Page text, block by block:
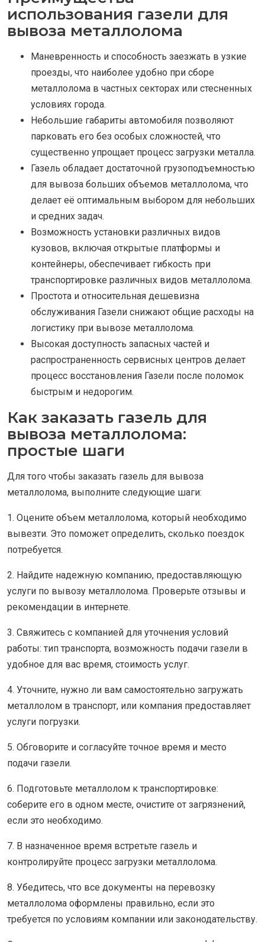
использования газели для
вывоза металлолома
Маневренность и способность заезжать в узкие
проезды, что наиболее удобно при сборе
металлолома в частных секторах или стесненных
условиях города.
Небольшие габариты автомобиля позволяют
парковать его без особых сложностей, что
существенно упрощает процесс загрузки металла.
Газель обладает достаточной грузоподъемностью
для вывоза больших объемов металлолома, что
делает её оптимальным выбором для небольших
и средних задач.
Возможность установки различных видов
кузовов, включая открытые платформы и
контейнеры, обеспечивает гибкость при
транспортировке различных видов металлолома.
Простота и относительная дешевизна
обслуживания Газели снижают общие расходы на
логистику при вывозе металлолома.
Высокая доступность запасных частей и
распространенность сервисных центров делает
процесс восстановления Газели после поломок
быстрым и недорогим.
Как заказать газель для
вывоза металлолома:
простые шаги
Для того чтобы заказать газель для вывоза
металлолома, выполните следующие шаги:
1. Оцените объем металлолома, который необходимо
вывезти. Это поможет определить, сколько поездок
потребуется.
2. Найдите надежную компанию, предоставляющую
услуги по вывозу металлолома. Проверьте отзывы и
рекомендации в интернете.
3. Свяжитесь с компанией для уточнения условий
работы: тип транспорта, возможность подачи газели в
удобное для вас время, стоимость услуг.
4. Уточните, нужно ли вам самостоятельно загружать
металлолом в транспорт, или компания предоставляет
услуги погрузки.
5. Обговорите и согласуйте точное время и место
подачи газели.
6. Подготовьте металлолом к транспортировке:
соберите его в одном месте, очистите от загрязнений,
если это необходимо.
7. В назначенное время встретьте газель и
контролируйте процесс загрузки металлолома.
8. Убедитесь, что все документы на перевозку
металлолома оформлены правильно, если это
требуется по условиям компании или законодательству.